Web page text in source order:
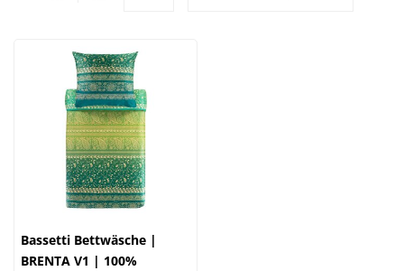
Bassetti Bettwäsche |
BRENTA V1 | 100%